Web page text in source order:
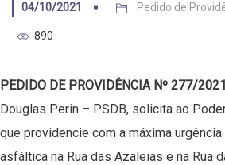
04/10/2021 Pedido de
890
PEDIDO DE PROVIDÊNCIA Nº 277/
Douglas Perin – PSDB, solicita ao
que providencie com a máxima
asfáltica na Rua das Azaleias e na Rua